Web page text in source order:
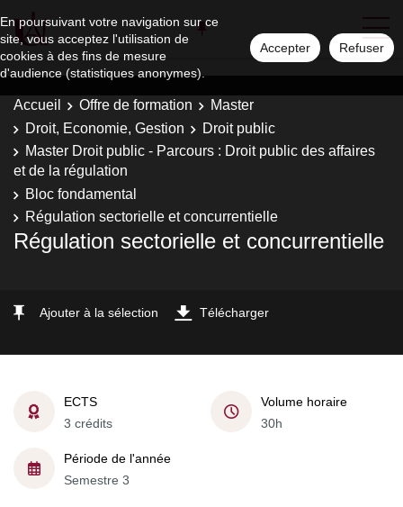
En poursuivant votre navigation sur ce
site, vous acceptez l'utilisation de
cookies à des fins de mesure
d'audience (statistiques anonymes).
Accepter Refuser
Accueil Offre de formation
Master
Droit, Economie, Gestion
Droit public
Master Droit public - Parcours : Droit public des affaires
et de la régulation
Bloc fondamental
Régulation sectorielle et concurrentielle
Régulation sectorielle et concurrentielle
Ajouter à la sélection Télécharger
ECTS
3 crédits
Volume horaire
30h
Période de l'année
Semestre 3